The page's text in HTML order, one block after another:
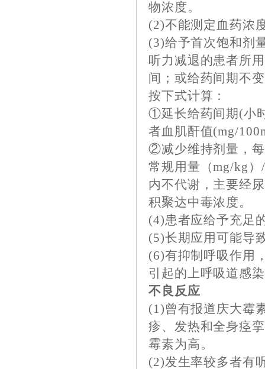
物浓度。
(2)不能测定血药浓
(3)给予首次饱和剂
听力减退的患者所
间；或给药间期不
按下式计算：
①延长给药间期(小
者血肌酐值(mg/
②减少维持剂量，
常规用量（mg/kg
内不代谢，主要经
积聚达中毒浓度。
(4)患者应给予充足
(5)长期应用可能导
(6)有抑制呼吸作用
引起的上呼吸道感
不良反应
(1)曾有报道庆大霉
疹、发热和全身痉
霉素为高。
(2)发生率较多者有